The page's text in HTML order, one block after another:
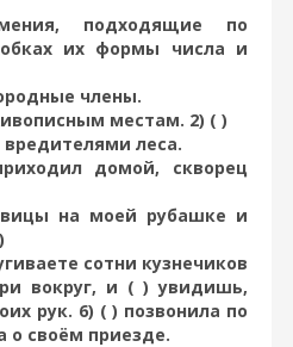
подходящие по
их формы числа и
члены.
местам. 2) ( )
вредителями леса.
домой, скворец
на моей рубашке и
сотни кузнечиков
вокруг, и ( ) увидишь,
рук. 6) ( ) позвонила по
о своём приезде.